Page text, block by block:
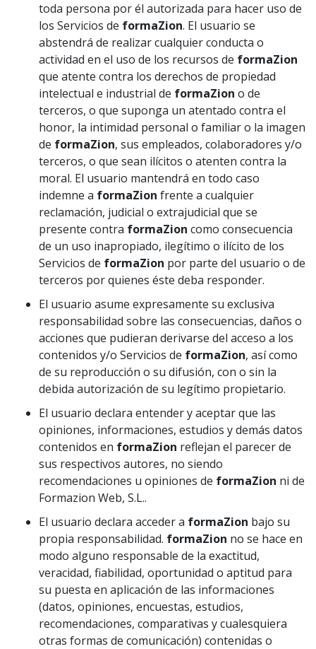
toda persona por él autorizada para hacer uso de
los Servicios de formaZion. El usuario se
abstendrá de realizar cualquier conducta o
actividad en el uso de los recursos de formaZion
que atente contra los derechos de propiedad
intelectual e industrial de formaZion o de
terceros, o que suponga un atentado contra el
honor, la intimidad personal o familiar o la imagen
de formaZion, sus empleados, colaboradores y/o
terceros, o que sean ilícitos o atenten contra la
moral. El usuario mantendrá en todo caso
indemne a formaZion frente a cualquier
reclamación, judicial o extrajudicial que se
presente contra formaZion como consecuencia
de un uso inapropiado, ilegítimo o ilícito de los
Servicios de formaZion por parte del usuario o de
terceros por quienes éste deba responder.
El usuario asume expresamente su exclusiva
responsabilidad sobre las consecuencias, daños o
acciones que pudieran derivarse del acceso a los
contenidos y/o Servicios de formaZion, así como
de su reproducción o su difusión, con o sin la
debida autorización de su legítimo propietario.
El usuario declara entender y aceptar que las
opiniones, informaciones, estudios y demás datos
contenidos en formaZion reflejan el parecer de
sus respectivos autores, no siendo
recomendaciones u opiniones de formaZion ni de
Formazion Web, S.L..
El usuario declara acceder a formaZion bajo su
propia responsabilidad. formaZion no se hace en
modo alguno responsable de la exactitud,
veracidad, fiabilidad, oportunidad o aptitud para
su puesta en aplicación de las informaciones
(datos, opiniones, encuestas, estudios,
recomendaciones, comparativas y cualesquiera
otras formas de comunicación) contenidas o